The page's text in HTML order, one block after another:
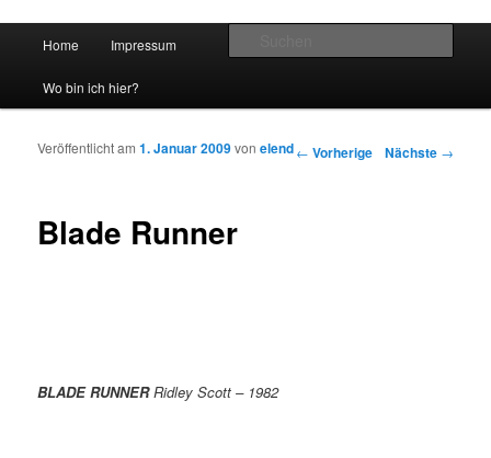
vidgames.de
Zum Inhalt wechseln
Zum sekundären Inhalt wechseln
Home Impressum
Wo bin ich hier?
Artikelnavigation
← Vorherige Nächste →
Blade Runner
Veröffentlicht am1. Januar 2009vonelend
BLADE RUNNERRidley Scott – 1982